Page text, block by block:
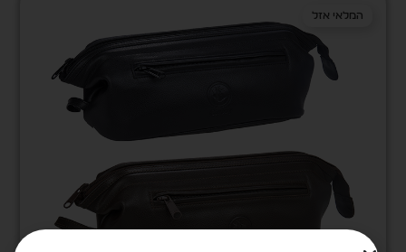
המלאי אזל